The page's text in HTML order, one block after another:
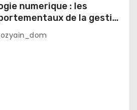
numerique : les
de la gestion
fatigue